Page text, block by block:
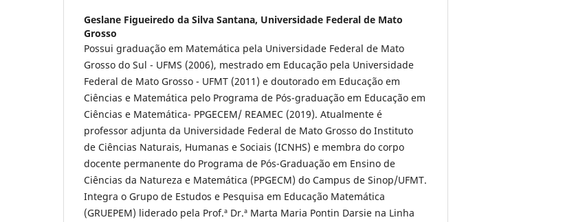
Geslane Figueiredo da Silva Santana, Universidade Federal de Mato
Grosso
Possui graduação em Matemática pela Universidade Federal de Mato
Grosso do Sul - UFMS (2006), mestrado em Educação pela Universidade
Federal de Mato Grosso - UFMT (2011) e doutorado em Educação em
Ciências e Matemática pelo Programa de Pós-graduação em Educação em
Ciências e Matemática- PPGECEM/ REAMEC (2019). Atualmente é
professor adjunta da Universidade Federal de Mato Grosso do Instituto
de Ciências Naturais, Humanas e Sociais (ICNHS) e membra do corpo
docente permanente do Programa de Pós-Graduação em Ensino de
Ciências da Natureza e Matemática (PPGECM) do Campus de Sinop/UFMT.
Integra o Grupo de Estudos e Pesquisa em Educação Matemática
(GRUEPEM) liderado pela Prof.ª Dr.ª Marta Maria Pontin Darsie na Linha